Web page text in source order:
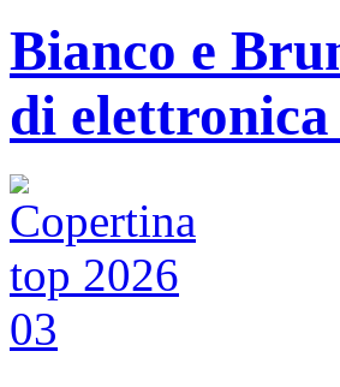
Bianco e
di